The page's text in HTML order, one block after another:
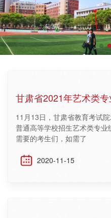
甘肃省2021年艺术类
11月13日，甘肃省教育考试
普通高等学校招生艺术类专
需要的考生们，如需了
2020-11-15